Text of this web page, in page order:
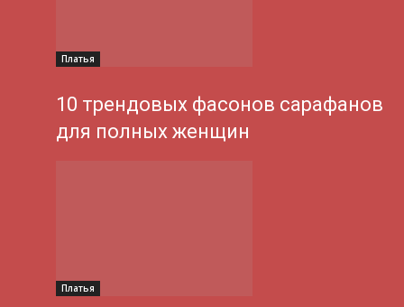
Платья
10 трендовых фасонов сарафанов
для полных женщин
Платья